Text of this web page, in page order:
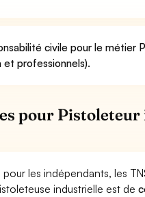
civile pour le
professionnels).
pour
les indépendants, les
industrielle est de